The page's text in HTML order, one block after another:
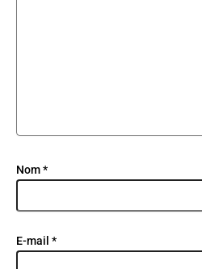
Nom*
E-mail *